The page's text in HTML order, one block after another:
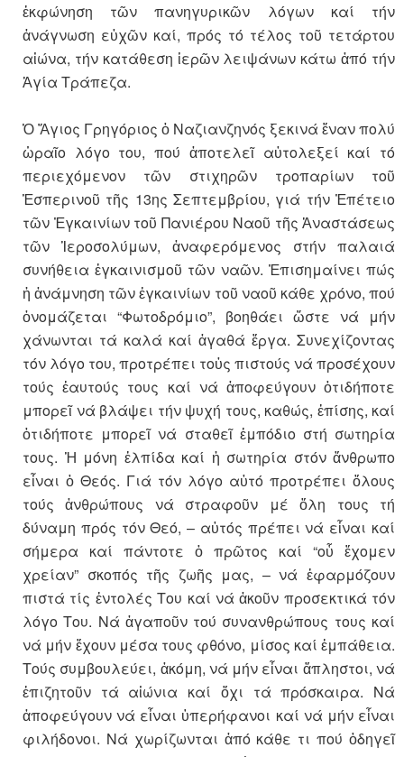
ἐκφώνηση τῶν πανηγυρικῶν λόγων καί τήν
ἀνάγνωση εὐχῶν καί, πρός τό τέλος τοῦ τετάρτου
αἰώνα, τήν κατάθεση ἱερῶν λειψάνων κάτω ἀπό τήν
Ἁγία Τράπεζα.
Ὁ Ἅγιος Γρηγόριος ὁ Ναζιανζηνός ξεκινά ἕναν πολύ
ὡραῖο λόγο του, πού ἀποτελεῖ αὐτολεξεί καί τό
περιεχόμενον τῶν στιχηρῶν τροπαρίων τοῦ
Ἑσπερινοῦ τῆς 13ης Σεπτεμβρίου, γιά τήν Ἐπέτειο
τῶν Ἐγκαινίων τοῦ Πανιέρου Ναοῦ τῆς Ἀναστάσεως
τῶν Ἱεροσολύμων, ἀναφερόμενος στήν παλαιά
συνήθεια ἐγκαινισμοῦ τῶν ναῶν. Ἐπισημαίνει πώς
ἡ ἀνάμνηση τῶν ἐγκαινίων τοῦ ναοῦ κάθε χρόνο, πού
ὀνομάζεται “Φωτοδρόμιο”, βοηθάει ὥστε νά μήν
χάνωνται τά καλά καί ἀγαθά ἔργα. Συνεχίζοντας
τόν λόγο του, προτρέπει τοὐς πιστούς νά προσέχουν
τούς ἑαυτούς τους καί νά ἀποφεύγουν ὁτιδήποτε
μπορεῖ νά βλάψει τήν ψυχή τους, καθώς, ἐπίσης, καί
ὁτιδήποτε μπορεῖ νά σταθεῖ ἐμπόδιο στή σωτηρία
τους. Ἡ μόνη ἐλπίδα καί ἡ σωτηρία στόν ἄνθρωπο
εἶναι ὁ Θεός. Γιά τόν λόγο αὐτό προτρέπει ὅλους
τούς ἀνθρώπους νά στραφοῦν μέ ὅλη τους τή
δύναμη πρός τόν Θεό, – αὐτός πρέπει νά εἶναι καί
σήμερα καί πάντοτε ὁ πρῶτος καί “οὗ ἔχομεν
χρείαν” σκοπός τῆς ζωῆς μας, – νά ἐφαρμόζουν
πιστά τίς ἐντολές Του καί νά ἀκοῦν προσεκτικά τόν
λόγο Του. Νά ἀγαποῦν τού συνανθρώπους τους καί
νά μήν ἔχουν μέσα τους φθόνο, μίσος καί ἐμπάθεια.
Τούς συμβουλεύει, ἀκόμη, νά μήν εἶναι ἄπληστοι, νά
ἐπιζητοῦν τά αἰώνια καί ὄχι τά πρόσκαιρα. Νά
ἀποφεύγουν νά εἶναι ὑπερήφανοι καί νά μήν εἶναι
φιλήδονοι. Νά χωρίζωνται ἀπό κάθε τι πού ὁδηγεῖ